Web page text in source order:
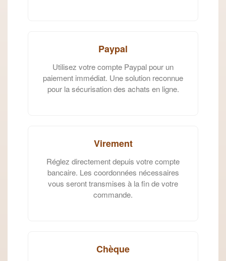
Paypal
Utilisez votre compte Paypal pour un
paiement immédiat. Une solution reconnue
pour la sécurisation des achats en ligne.
Virement
Réglez directement depuis votre compte
bancaire. Les coordonnées nécessaires
vous seront transmises à la fin de votre
commande.
Chèque